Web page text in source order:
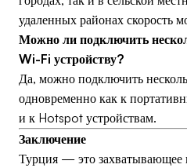
удаленных районах скорость
Можно ли подключить
Wi-Fi устройству?
Да, можно подключить
одновременно как к
и к Hotspot устройствам.
Заключение
Турция — это захватывающее